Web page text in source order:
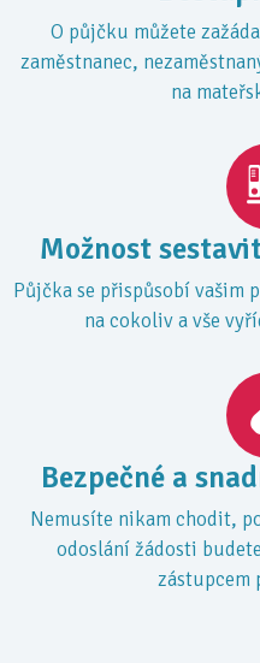
O půjčku můžete
zaměstnanec,
na
Možnost
Půjčka se přispůsobí vašim
na cokoliv a vše
Bezpečné a
Nemusíte nikam chodit,
odoslání žádosti
zástupcem